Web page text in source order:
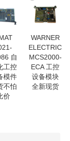
自
工控
模件
不怕
价
WARNER
ELECTRIC
MCS2000-
ECA 工控
设备模块
全新现货